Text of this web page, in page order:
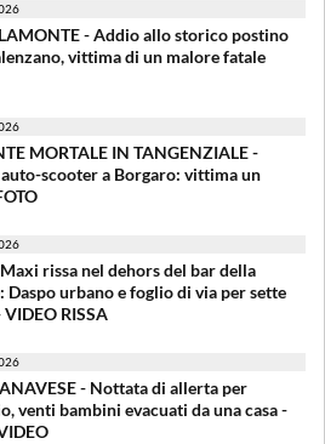
- Addio allo storico postino
vittima di un malore fatale
MORTALE IN TANGENZIALE -
scooter a Borgaro: vittima un
rissa nel dehors del bar della
Daspo urbano e foglio di via per sette
VIDEO RISSA
- Nottata di allerta per
venti bambini evacuati da una casa -